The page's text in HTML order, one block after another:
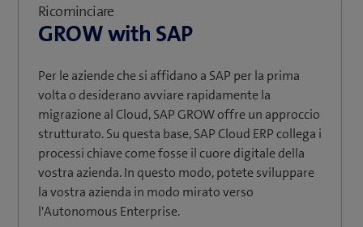
Ricominciare
GROW with SAP
Per le aziende che si affidano a SAP per la prima
volta o desiderano avviare rapidamente la
migrazione al Cloud, SAP GROW offre un approccio
strutturato. Su questa base, SAP Cloud ERP collega i
processi chiave come fosse il cuore digitale della
vostra azienda. In questo modo, potete sviluppare
la vostra azienda in modo mirato verso
l'Autonomous Enterprise.